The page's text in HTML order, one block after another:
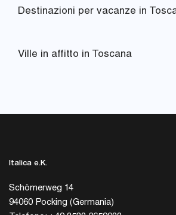
Destinazioni per vacanze in
Ville in affitto in Toscana
Italica e.K.
Schömerweg 14
94060 Pocking (Germania)